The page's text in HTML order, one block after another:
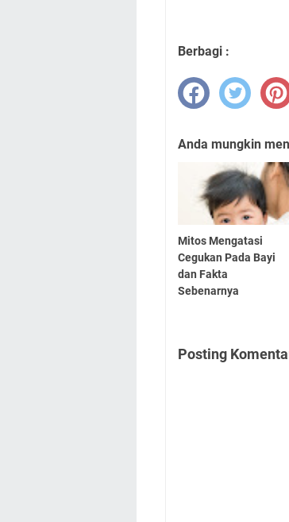
Berbagi :
Anda mungkin
Mitos Mengatasi
Cegukan Pada Bayi
dan Fakta
Sebenarnya
Posting